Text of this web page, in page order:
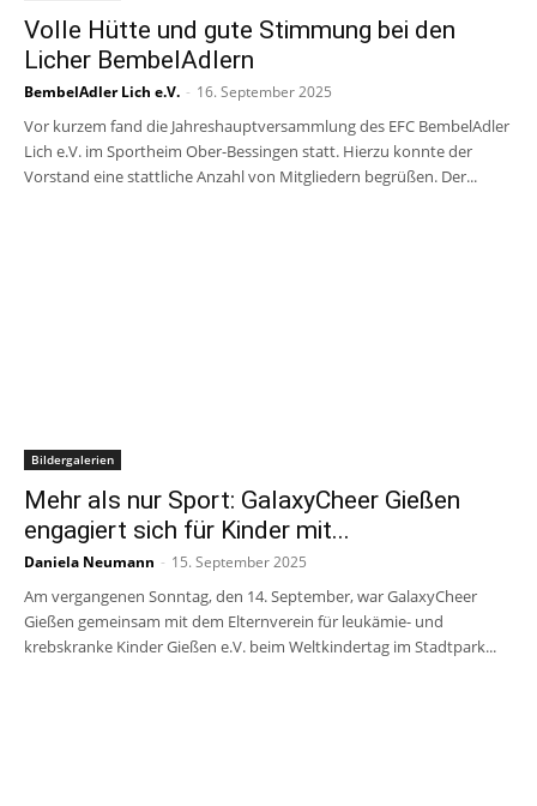
Volle Hütte und gute Stimmung bei den
Licher BembelAdlern
BembelAdler Lich e.V. - 16. September 2025
Vor kurzem fand die Jahreshauptversammlung des EFC BembelAdler
Lich e.V. im Sportheim Ober-Bessingen statt. Hierzu konnte der
Vorstand eine stattliche Anzahl von Mitgliedern begrüßen. Der...
Bildergalerien
Mehr als nur Sport: GalaxyCheer Gießen
engagiert sich für Kinder mit...
Daniela Neumann - 15. September 2025
Am vergangenen Sonntag, den 14. September, war GalaxyCheer
Gießen gemeinsam mit dem Elternverein für leukämie- und
krebskranke Kinder Gießen e.V. beim Weltkindertag im Stadtpark...